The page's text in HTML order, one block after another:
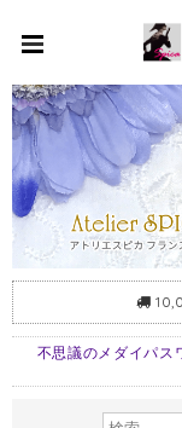
不思議のメダイパス